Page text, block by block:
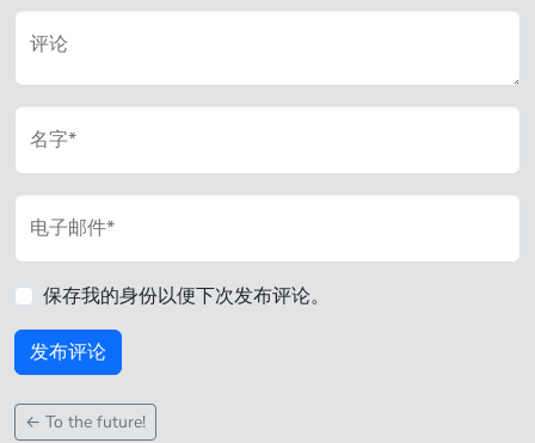
评论
名字*
电子邮件*
保存我的身份以便下次发布评论。
← To the future!